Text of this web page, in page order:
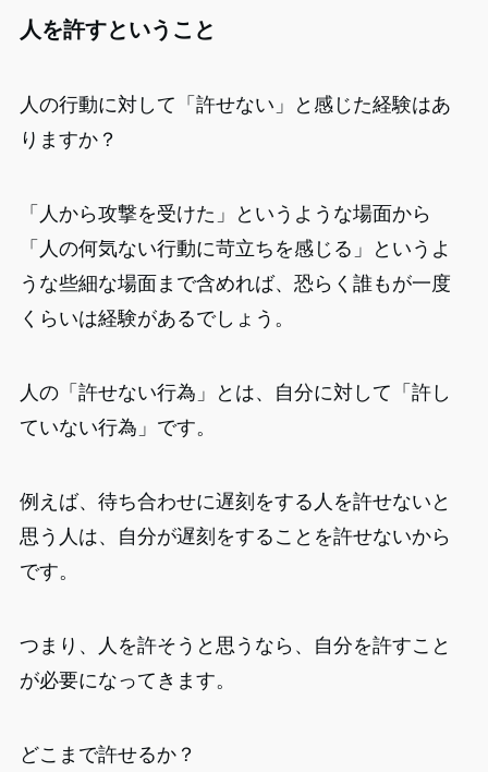
人を許すということ
人の行動に対して「許せない」と感じた経験はあ
りますか？
「人から攻撃を受けた」というような場面から
「人の何気ない行動に苛立ちを感じる」というよ
うな些細な場面まで含めれば、恐らく誰もが一度
くらいは経験があるでしょう。
人の「許せない行為」とは、自分に対して「許し
ていない行為」です。
例えば、待ち合わせに遅刻をする人を許せないと
思う人は、自分が遅刻をすることを許せないから
です。
つまり、人を許そうと思うなら、自分を許すこと
が必要になってきます。
どこまで許せるか？